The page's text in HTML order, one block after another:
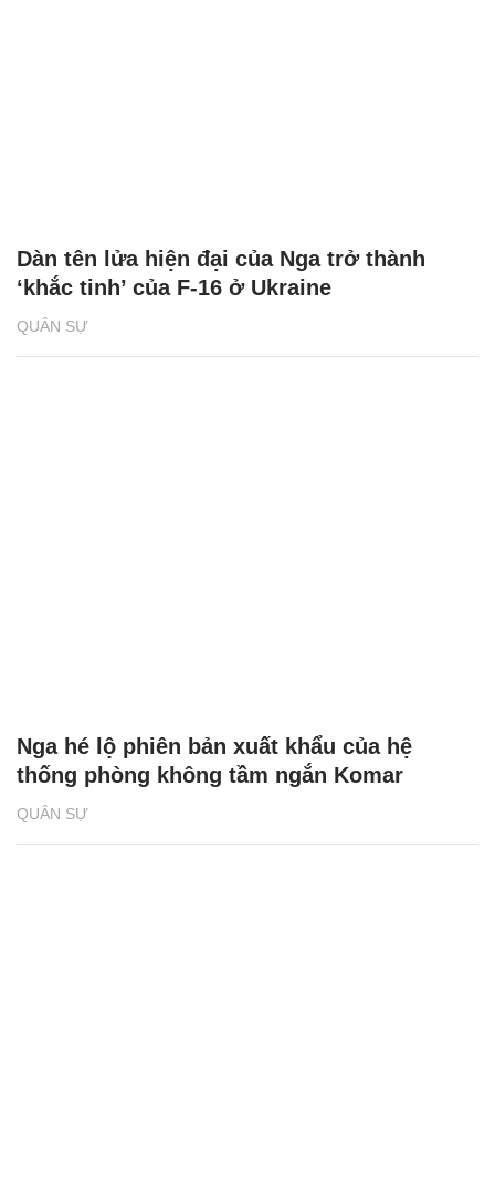
QUÂN SỰ
Dàn tên lửa hiện đại của Nga trở thành
‘khắc tinh’ của F-16 ở Ukraine
QUÂN SỰ
Nga hé lộ phiên bản xuất khẩu của hệ
thống phòng không tầm ngắn Komar